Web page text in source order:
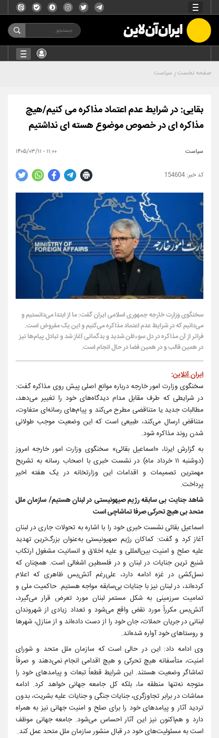
صفحه نخست سیاست
بقایی: در شرایط عدم اعتماد مذاکره می کنیم/هیچ
مذاکره ای در خصوص موضوع هسته ای نداشتیم
سیاست ۱۱:۰۰ - ۱۴۰۵/۰۳/۱۱
154604
سخنگوی وزارت خارجه جمهوری اسلامی ایران گفت: ما از ابتدا می‌دانستیم و
می‌دانیم که در شرایط عدم اعتماد مذاکره می‌کنیم و این یک مفروض است.
فراتر از آن مذاکره در دل سوءظن شدید و بدگمانی آغاز شد و تبادل پیام‌ها نیز
در همین قالب و در همین فضا در حال انجام است.
ایران آنلاین:
سخنگوی وزارت امور خارجه درباره موانع اصلی پیش روی مذاکره گفت:
در شرایطی که طرف مقابل مدام دیدگاه‌های خود را تغییر می‌دهد،
مطالبات جدید یا متناقضی مطرح می‌کند و پیام‌های رسانه‌ای متفاوت،
متناقض ارسال می‌کند، طبیعی است که این وضعیت موجب طولانی
شدن روند مذاکره شود.
به گزارش ایرنا، «اسماعیل بقائی» سخنگوی وزارت امور خارجه امروز
(دوشنبه ۱۱ خرداد ماه) در نشست خبری با اصحاب رسانه به تشریح
مهمترین تصمیمات و اقدامات این وزارتخانه در یک هفته اخیر
پرداخت.
شاهد جنایت بی سابقه رژیم صیهونیستی در لبنان هستیم/ سازمان ملل
متحد بی هیچ تحرکی صرفا تماشاچی است
اسماعیل بقائی نشست خبری خود را با اشاره به تحولات جاری در لبنان
آغاز کرد و گفت: کماکان رژیم صهیونیستی به‌عنوان بزرگ‌ترین تهدید
علیه صلح و امنیت بین‌المللی و علیه اخلاق و انسانیت مشغول ارتکاب
شنیع ترین جنایات در لبنان و در فلسطین اشغالی است. همچنان که
نسل‌کشی در غزه ادامه دارد، علی‌رغم آتش‌بس ظاهری که اعلام
کرده‌اند، در لبنان نیز با جنایات بی‌سابقه مواجه هستیم. حاکمیت ملی و
تمامیت سرزمینی به شکل مستمر لبنان مورد تعرض قرار می‌گیرد،
آتش‌بس مکرراً مورد نقض واقع می‌شود و تعداد زیادی از شهروندان
لبنانی در جریان حملات، جان خود را از دست داده‌اند و از منازل، شهرها
و روستاهای خود آواره شده‌اند.
وی ادامه داد: این در حالی است که سازمان ملل متحد و شورای
امنیت، متأسفانه هیچ تحرکی و هیچ اقدامی انجام نمی‌دهند و صرفاً
تماشاگر وضعیت هستند. این شرایط قطعاً تبعات و پیامدهای خود را
متوجه نه‌تنها منطقه ما، بلکه کل جامعه جهانی خواهد کرد. ادامه
مماشات در برابر تجاوزگری، جنایات جنگی و جنایات علیه بشریت، بدون
تردید آثار و پیامدهای خود را برای صلح و امنیت جهانی نیز به همراه
دارد و هم‌اکنون نیز این آثار احساس می‌شود. جامعه جهانی موظف
است به مسئولیت‌های خود در قبال منشور سازمان ملل متحد عمل کند.